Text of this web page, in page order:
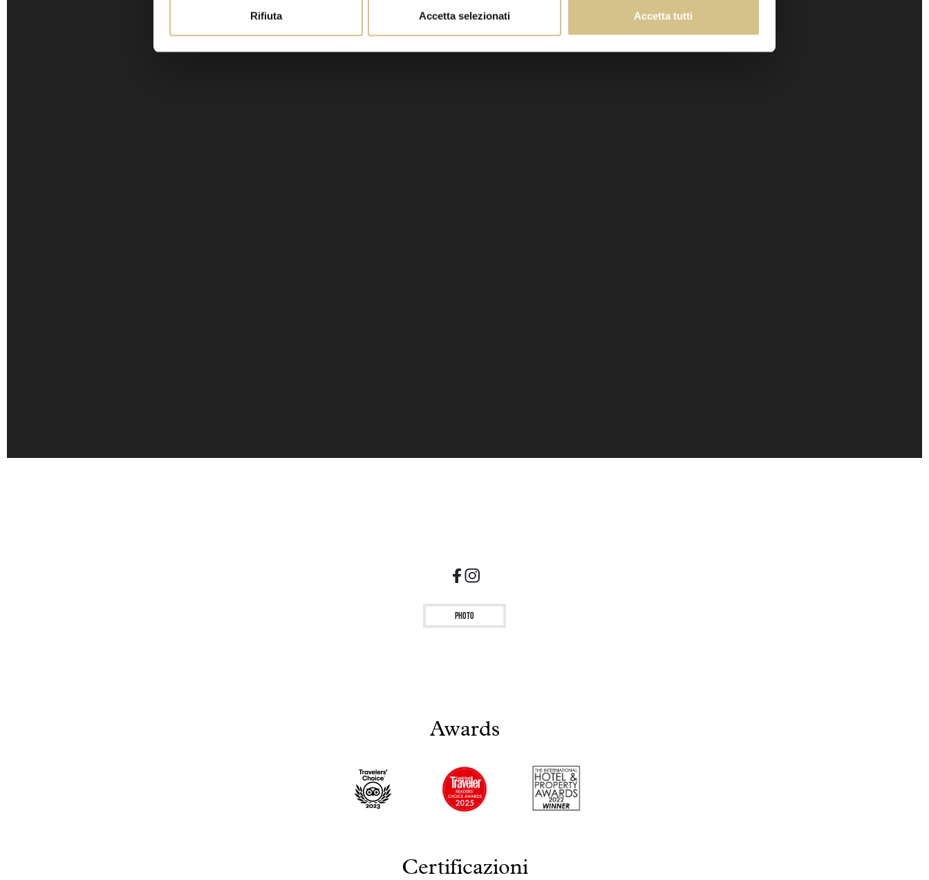
Rifiuta Accetta selezionati Accetta tutti
Photo
Awards
Certificazioni